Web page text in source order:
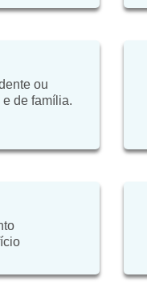
ou
de família.